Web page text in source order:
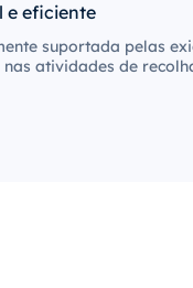
e eficiente
suportada pelas
nas atividades de